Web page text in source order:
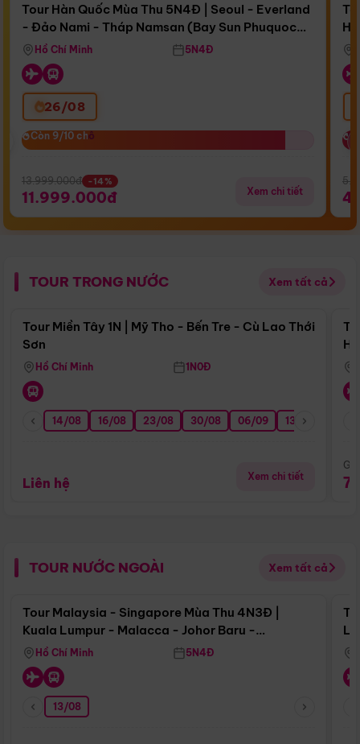
Còn17 ngày 14:43:40
Bay Sun Phuquoc Airways
Tour Hàn Quốc Mùa Thu 5N4Đ | Seoul - Everland
- Đảo Nami - Tháp Namsan (Bay Sun Phuquoc
Airways)
Hồ Chí Minh 5N4Đ
26/08
Còn 9/10 chỗ
Còn 9/10 chỗ
13.999.000đ -14%
11.999.000đ Xem chi tiết
TOUR TRONG NƯỚC Xem tất cả
Điểm nổi bật
Tour Miền Tây 1N | Mỹ Tho - Bến Tre - Cù Lao Thới
Sơn
Hồ Chí Minh 1N0Đ
14/08 16/08 23/08 30/08 06/09 13/09
Liên hệ Xem chi tiết
TOUR NƯỚC NGOÀI Xem tất cả
Điểm nổi bật
Tour Malaysia - Singapore Mùa Thu 4N3Đ |
Kuala Lumpur - Malacca - Johor Baru -
Singapore
Hồ Chí Minh 5N4Đ
13/08